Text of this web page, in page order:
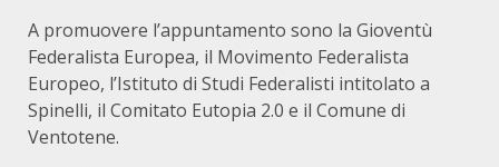
A promuovere l’appuntamento sono la Gioventù
Federalista Europea, il Movimento Federalista
Europeo, l’Istituto di Studi Federalisti intitolato a
Spinelli, il Comitato Eutopia 2.0 e il Comune di
Ventotene.